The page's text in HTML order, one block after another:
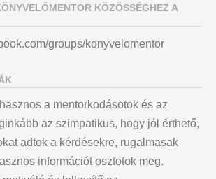
KÖZÖSSÉGHEZ A
groups/konyvelomentor
a mentorkodásotok és az
az szimpatikus, hogy jól érthető,
adtok a kérdésekre, rugalmasak
információt osztotok meg.